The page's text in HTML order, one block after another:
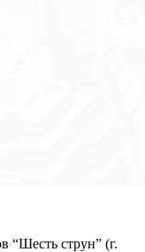
“Шесть струн” (г.